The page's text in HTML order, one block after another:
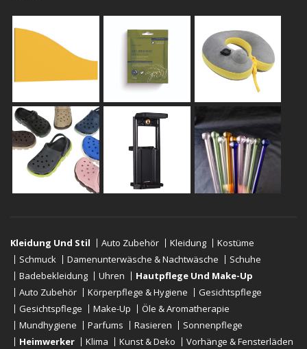
Kleidung Und Stil Auto Zubehör Kleidung
Kostüme
Schmuck
Damenunterwäsche & Nachtwäsche
Schuhe
Badebekleidung
Uhren
Hautpflege Und Make-Up
Auto Zubehör
Körperpflege & Hygiene
Gesichtspflege
Gesichtspflege
Make-Up
Öle & Aromatherapie
Mundhygiene
Parfums Rasieren
Sonnenpflege
Heimwerker
Klima Kunst & Deko
Vorhänge & Fensterläden